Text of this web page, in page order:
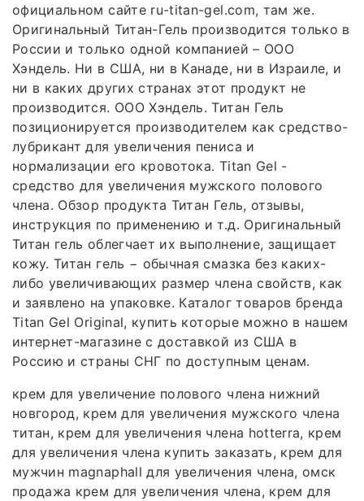
официальном сайте ru-titan-gel.com, там же.
Оригинальный Титан-Гель производится только в
России и только одной компанией – ООО
Хэндель. Ни в США, ни в Канаде, ни в Израиле, и
ни в каких других странах этот продукт не
производится. ООО Хэндель. Титан Гель
позиционируется производителем как средство-
лубрикант для увеличения пениса и
нормализации его кровотока. Titan Gel -
средство для увеличения мужского полового
члена. Обзор продукта Титан Гель, отзывы,
инструкция по применению и т.д. Оригинальный
Титан гель облегчает их выполнение, защищает
кожу. Титан гель − обычная смазка без каких-
либо увеличивающих размер члена свойств, как
и заявлено на упаковке. Каталог товаров бренда
Titan Gel Original, купить которые можно в нашем
интернет-магазине с доставкой из США в
Россию и страны СНГ по доступным ценам.
крем для увеличение полового члена нижний
новгород, крем для увеличения мужского члена
титан, крем для увеличения члена hotterra, крем
для увеличения члена купить заказать, крем для
мужчин magnaphall для увеличения члена, омск
продажа крем для увеличения члена, крем для